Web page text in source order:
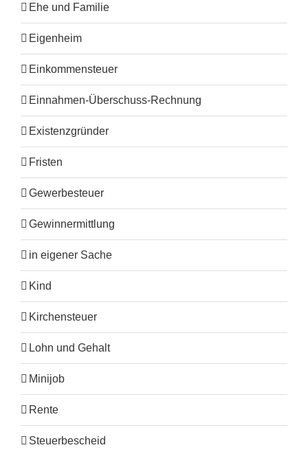
Ehe und Familie
Eigenheim
Einkommensteuer
Einnahmen-Überschuss-Rechnung
Existenzgründer
Fristen
Gewerbesteuer
Gewinnermittlung
in eigener Sache
Kind
Kirchensteuer
Lohn und Gehalt
Minijob
Rente
Steuerbescheid